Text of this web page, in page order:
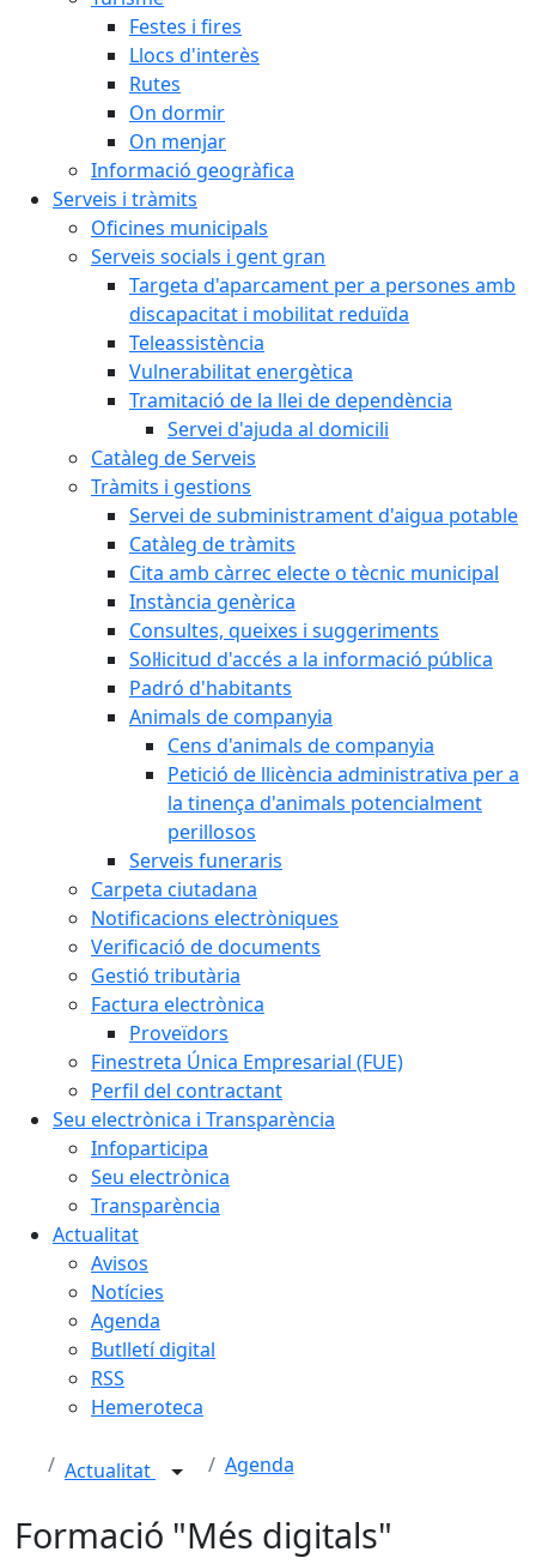
Festes i fires
Llocs d'interès
Rutes
On dormir
On menjar
Informació geogràfica
Serveis i tràmits
Oficines municipals
Serveis socials i gent gran
Targeta d'aparcament per a persones amb
discapacitat i mobilitat reduïda
Teleassistència
Vulnerabilitat energètica
Tramitació de la llei de dependència
Servei d'ajuda al domicili
Catàleg de Serveis
Tràmits i gestions
Servei de subministrament d'aigua potable
Catàleg de tràmits
Cita amb càrrec electe o tècnic municipal
Instància genèrica
Consultes, queixes i suggeriments
Sol·licitud d'accés a la informació pública
Padró d'habitants
Animals de companyia
Cens d'animals de companyia
Petició de llicència administrativa per a
la tinença d'animals potencialment
perillosos
Serveis funeraris
Carpeta ciutadana
Notificacions electròniques
Verificació de documents
Gestió tributària
Factura electrònica
Proveïdors
Finestreta Única Empresarial (FUE)
Perfil del contractant
Seu electrònica i Transparència
Infoparticipa
Seu electrònica
Transparència
Actualitat
Avisos
Notícies
Agenda
Butlletí digital
RSS
Hemeroteca
Actualitat Agenda
Formació "Més digitals"